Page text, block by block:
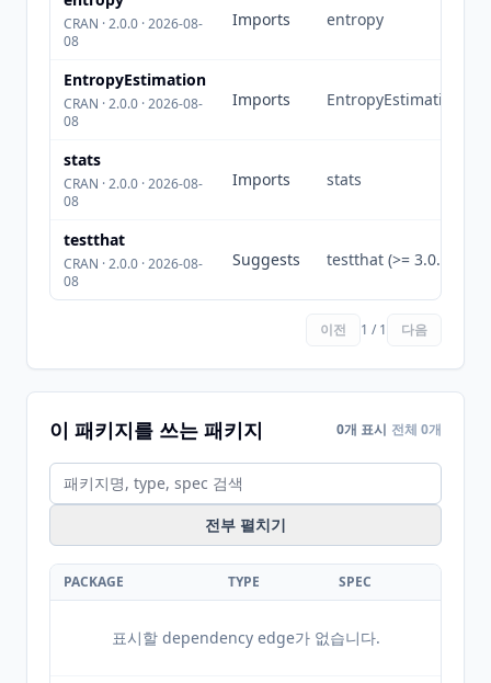
CRAN · 2.0.0 · 2026-08-
08
Imports entropy
EntropyEstimation
CRAN · 2.0.0 · 2026-08-
08
Imports EntropyEstimation
stats
CRAN · 2.0.0 · 2026-08-
08
Imports stats
testthat
CRAN · 2.0.0 · 2026-08-
08
Suggests testthat (>= 3.0.0)
이전 1 / 1 다음
이 패키지를 쓰는 패키지 0개 표시 전체 0개
전부 펼치기
PACKAGE TYPE SPEC
표시할 dependency edge가 없습니다.